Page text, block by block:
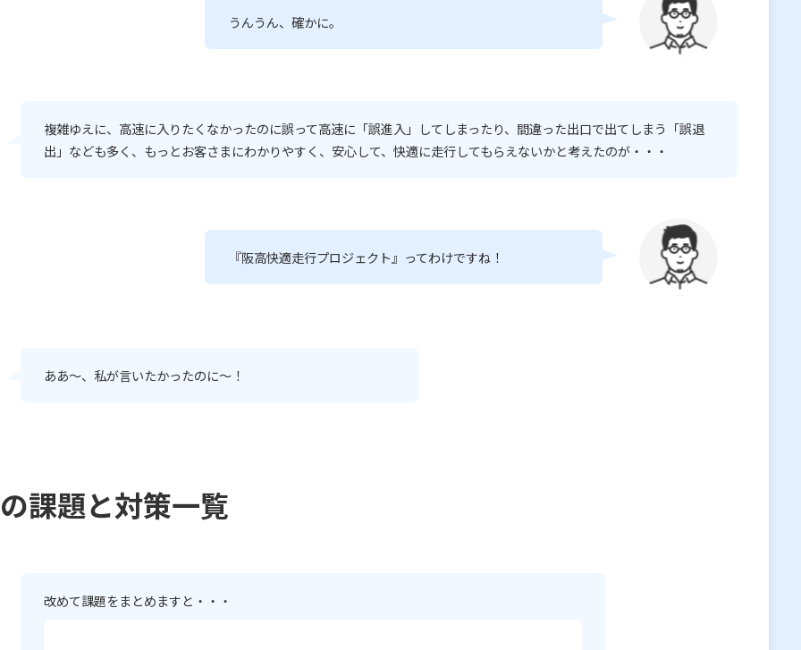
うんうん、確かに。
複雑ゆえに、高速に入りたくなかったのに誤って高速に「誤進入」してしまったり、間違った出口で出てしまう「誤退
出」なども多く、もっとお客さまにわかりやすく、安心して、快適に走行してもらえないかと考えたのが・・・
『阪高快適走行プロジェクト』ってわけですね！
ああ～、私が言いたかったのに～！
課題と対策一覧
改めて課題をまとめますと・・・